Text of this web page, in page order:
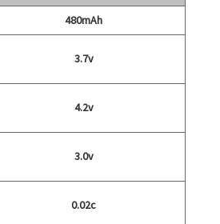
480mAh
3.7v
4.2v
3.0v
0.02c